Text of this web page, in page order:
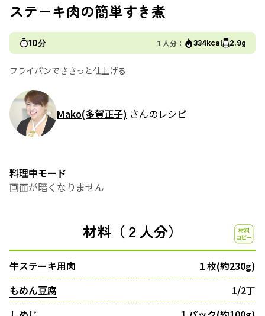
ステーキ肉の簡単すき煮
10分 １人分： 334kcal 2.9g
フライパンでささっと仕上げる
Mako(多賀正子) さんのレシピ
料理中モード
画面が暗くなりません
材料（２人分）
牛ステーキ用肉
１枚(約230g)
もめん豆腐
1/2丁